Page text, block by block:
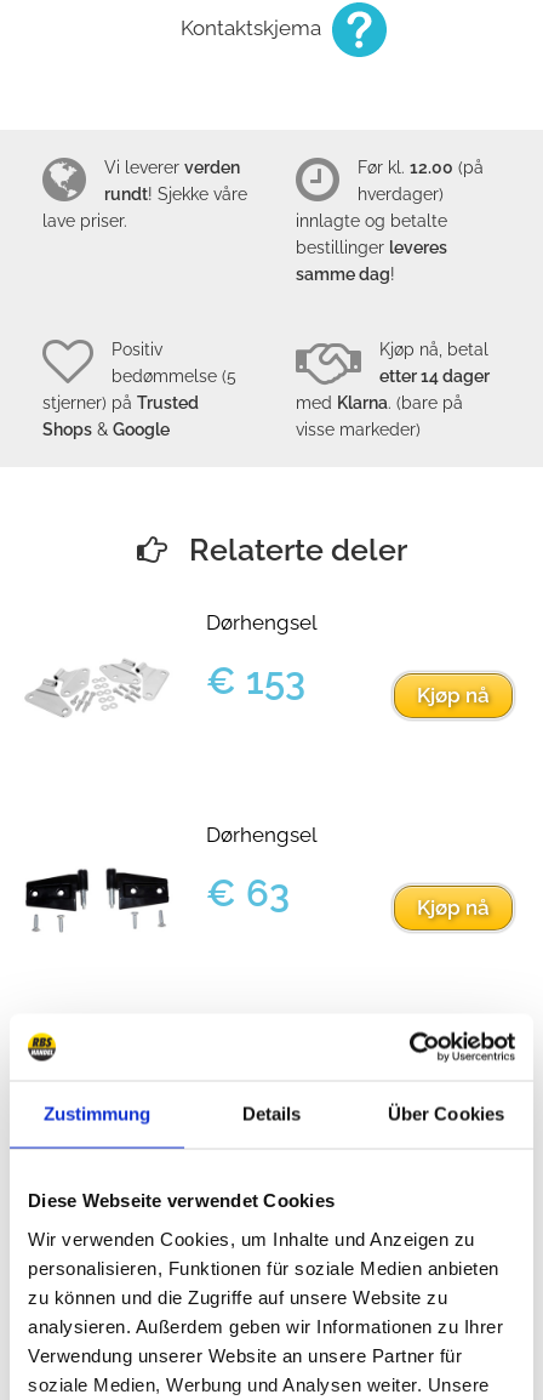
Zustimmung Details Über Cookies
Diese Webseite verwendet Cookies
Wir verwenden Cookies, um Inhalte und Anzeigen zu
personalisieren, Funktionen für soziale Medien anbieten
zu können und die Zugriffe auf unsere Website zu
analysieren. Außerdem geben wir Informationen zu Ihrer
Verwendung unserer Website an unsere Partner für
soziale Medien, Werbung und Analysen weiter. Unsere
Kontaktskjema
Vi leverer verden
rundt! Sjekke våre
lave priser.
Før kl. 12.00 (på
hverdager)
innlagte og betalte
bestillinger leveres
samme dag!
Positiv
bedømmelse (5
stjerner) på Trusted
Shops & Google
Kjøp nå, betal
etter 14 dager
med Klarna. (bare på
visse markeder)
Relaterte deler
Dørhengsel
€ 153 Kjøp nå
Dørhengsel
€ 63 Kjøp nå
Dørhengsel
Produsent: Crown Automotive
Vekt: 2.18 kg
Emballasje dimensjon: 165 x 152 x 76 mm
Betalingsalternativer:
Overføring, Paypal, Sofort,
postoppkrav(bare Tyskland), Klarna
(bare enkelte markeder)